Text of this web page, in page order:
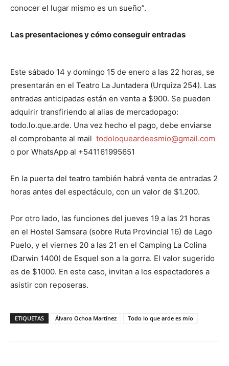
conocer el lugar mismo es un sueño”.
Las presentaciones y cómo conseguir entradas
Este sábado 14 y domingo 15 de enero a las 22 horas, se
presentarán en el Teatro La Juntadera (Urquiza 254). Las
entradas anticipadas están en venta a $900. Se pueden
adquirir transfiriendo al alias de mercadopago:
todo.lo.que.arde. Una vez hecho el pago, debe enviarse
el comprobante al mail todoloqueardeesmio@gmail.com
o por WhatsApp al +541161995651
En la puerta del teatro también habrá venta de entradas 2
horas antes del espectáculo, con un valor de $1.200.
Por otro lado, las funciones del jueves 19 a las 21 horas
en el Hostel Samsara (sobre Ruta Provincial 16) de Lago
Puelo, y el viernes 20 a las 21 en el Camping La Colina
(Darwin 1400) de Esquel son a la gorra. El valor sugerido
es de $1000. En este caso, invitan a los espectadores a
asistir con reposeras.
ETIQUETAS Álvaro Ochoa Martínez Todo lo que arde es mío